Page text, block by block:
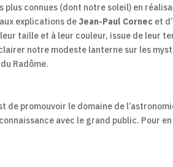
plus connues (dont notre soleil) en
explications deJean-Paul Cornec et d’
taille et à leur couleur, issue de leur
notre modeste lanterne sur les
Radôme.
de promouvoir le domaine de
avec le grand public. Pour